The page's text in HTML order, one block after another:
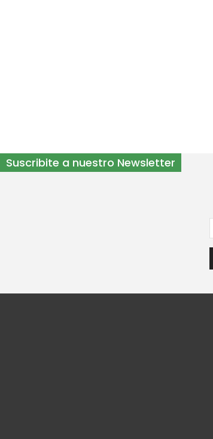
Suscribite a nuestro Newsletter